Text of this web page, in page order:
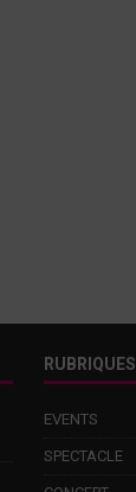
RUBRIQUES
EVENTS
SPECTACLE